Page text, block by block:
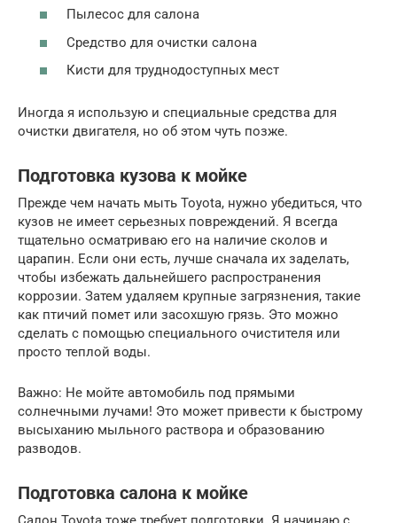
Пылесос для салона
Средство для очистки салона
Кисти для труднодоступных мест
Иногда я использую и специальные средства для
очистки двигателя, но об этом чуть позже.
Подготовка кузова к мойке
Прежде чем начать мыть Toyota, нужно убедиться, что
кузов не имеет серьезных повреждений. Я всегда
тщательно осматриваю его на наличие сколов и
царапин. Если они есть, лучше сначала их заделать,
чтобы избежать дальнейшего распространения
коррозии. Затем удаляем крупные загрязнения, такие
как птичий помет или засохшую грязь. Это можно
сделать с помощью специального очистителя или
просто теплой воды.
Важно: Не мойте автомобиль под прямыми
солнечными лучами! Это может привести к быстрому
высыханию мыльного раствора и образованию
разводов.
Подготовка салона к мойке